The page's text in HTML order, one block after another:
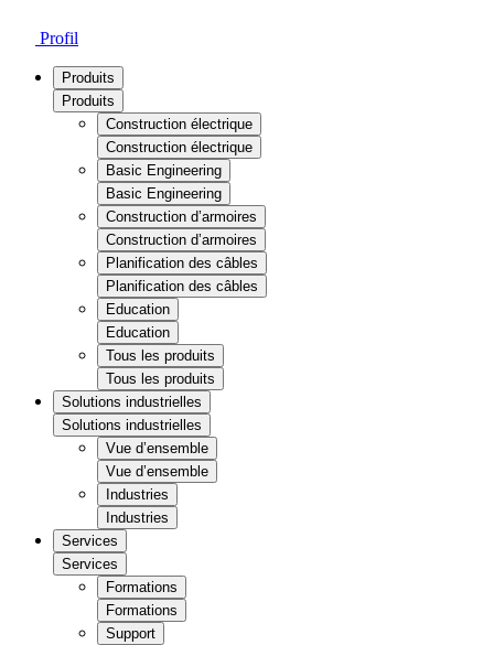
Profil
Produits
Produits
Construction électrique
Construction électrique
Basic Engineering
Basic Engineering
Construction d’armoires
Construction d’armoires
Planification des câbles
Planification des câbles
Education
Education
Tous les produits
Tous les produits
Solutions industrielles
Solutions industrielles
Vue d’ensemble
Vue d’ensemble
Industries
Industries
Services
Services
Formations
Formations
Support